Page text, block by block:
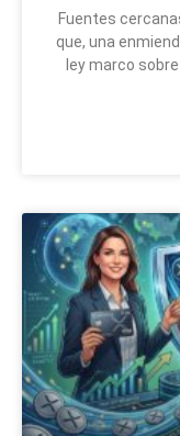
Fuentes
que, una
ley marco